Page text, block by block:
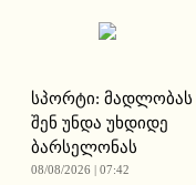
სპორტი: მადლობას
შენ უნდა უხდიდე
ბარსელონას
08/08/2026 | 07:42